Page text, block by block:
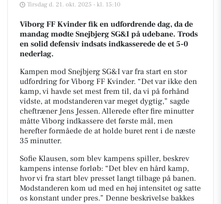
Tirsdag d. 21. okt. 2025 - kl. 15:10
Viborg FF Kvinder fik en udfordrende dag, da de
mandag mødte Snejbjerg SG&I på udebane. Trods
en solid defensiv indsats indkasserede de et 5-0
nederlag.
Kampen mod Snejbjerg SG&I var fra start en stor
udfordring for Viborg FF Kvinder. “Det var ikke den
kamp, vi havde set mest frem til, da vi på forhånd
vidste, at modstanderen var meget dygtig,” sagde
cheftræner Jens Jessen. Allerede efter fire minutter
måtte Viborg indkassere det første mål, men
herefter formåede de at holde buret rent i de næste
35 minutter.
Sofie Klausen, som blev kampens spiller, beskrev
kampens intense forløb: “Det blev en hård kamp,
hvor vi fra start blev presset langt tilbage på banen.
Modstanderen kom ud med en høj intensitet og satte
os konstant under pres.” Denne beskrivelse bakkes